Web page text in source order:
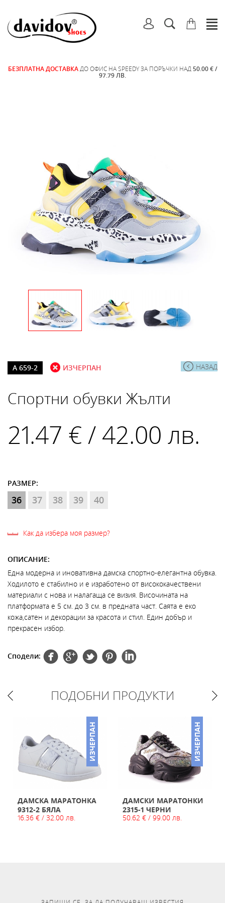
БЕЗПЛАТНА ДОСТАВКА ДО ОФИС НА SPEEDY ЗА ПОРЪЧКИ НАД 50.00 € /
97.79 ЛВ.
НАЗАД
А 659-2 ИЗЧЕРПАН
Спортни обувки Жълти
21.47 € / 42.00 лв.
РАЗМЕР:
36 37 38 39 40
Как да избера моя размер?
ОПИСАНИЕ:
Една модерна и иновативна дамска спортно-елегантна обувка.
Ходилото е стабилно и е изработено от висококачествени
материали с нова и налагаща се визия. Височината на
платформата е 5 см. до 3 см. в предната част. Саята е еко
кожа,сатен и декорации за красота и стил. Един добър и
прекрасен избор.
Сподели:
ПОДОБНИ ПРОДУКТИ
ИЗЧЕРПАН
ДАМСКА МАРАТОНКА
9312-2 БЯЛА
16.36 € / 32.00 лв.
ИЗЧЕРПАН
ДАМСКИ МАРАТОНКИ
2315-1 ЧЕРНИ
50.62 € / 99.00 лв.